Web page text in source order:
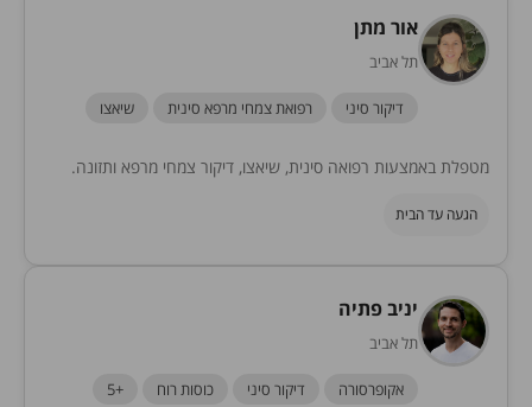
אור מתן
תל אביב
דיקור סיני רפואת צמחי מרפא סינית שיאצו
מטפלת באמצעות רפואה סינית, שיאצו, דיקור צמחי מרפא ותזונה.
הגעה עד הבית
יניב פתיה
תל אביב
אקופרסורה דיקור סיני כוסות רוח +5